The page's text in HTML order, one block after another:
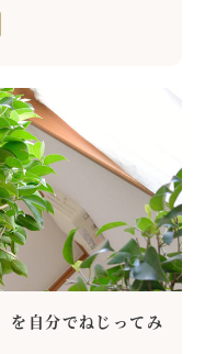
を自分でねじってみ